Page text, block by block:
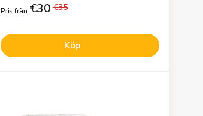
Pris från €30 €35
Köp